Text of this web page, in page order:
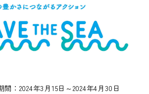
：2024年3月15日～2024年4月30日